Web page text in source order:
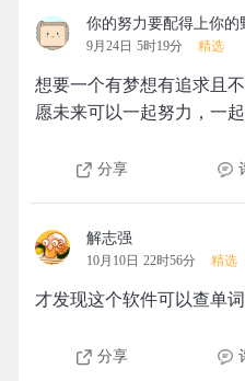
你的努力要配得上你的
9月24日 5时19分 精选
想要一个有梦想有追求且
愿未来可以一起努力，一
分享
解志强
10月10日 22时56分 精选
才发现这个软件可以查单
分享